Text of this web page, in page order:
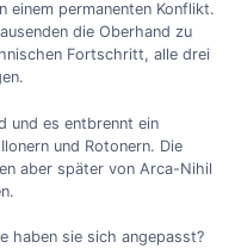
einem permanenten Konflikt.
die Oberhand zu
Fortschritt, alle drei
und es entbrennt ein
und Rotonern. Die
aber später von Arca-Nihil
haben sie sich angepasst?